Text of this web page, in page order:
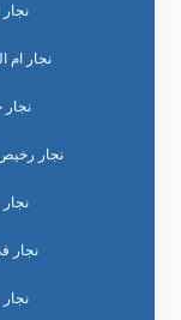
نجار ام
نجار
نجار